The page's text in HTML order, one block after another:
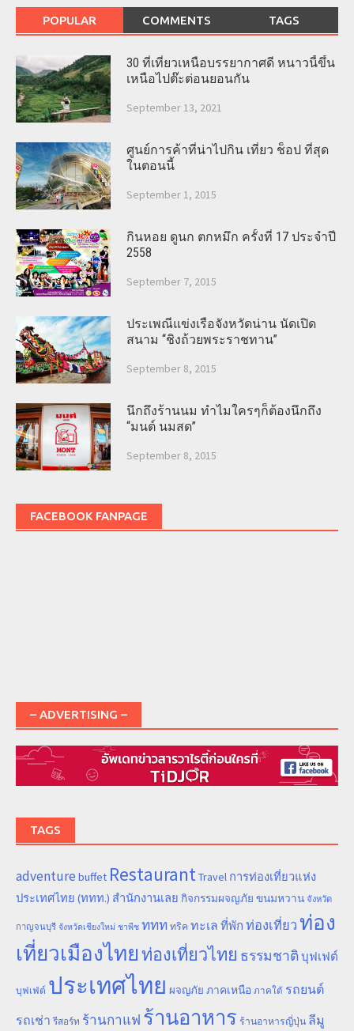
POPULAR COMMENTS TAGS
30 ที่เที่ยวเหนือบรรยากาศดี หนาวนี้ขึ้น
เหนือไปต๊ะต่อนยอนกัน
September 13, 2021
ศูนย์การค้าที่น่าไปกิน เที่ยว ช็อป ที่สุด
ในตอนนี้
September 1, 2015
กินหอย ดูนก ตกหมึก ครั้งที่ 17 ประจำปี
2558
September 7, 2015
ประเพณีแข่งเรือจังหวัดน่าน นัดเปิด
สนาม “ชิงถ้วยพระราชทาน”
September 8, 2015
นึกถึงร้านนม ทำไมใครๆก็ต้องนึกถึง
“มนต์ นมสด”
September 8, 2015
FACEBOOK FANPAGE
– ADVERTISING –
TAGS
adventure buffet RestaurantTravel การท่องเที่ยวแห่ง
ประเทศไทย (ททท.) สำนักงานเลย กิจกรรมผจญภัย ขนมหวาน จังหวัด
กาญจนบุรี จังหวัดเชียงใหม่ ชาพีช ททท ทริค ทะเล ที่พัก ท่องเที่ยวท่อง
เที่ยวเมืองไทยท่องเที่ยวไทย ธรรมชาติ บุฟเฟต์
บุฟเฟ่ต์ ประเทศไทย ผจญภัย ภาคเหนือ ภาคใต้ รถยนต์
รถเช่า รีสอร์ท ร้านกาแฟ ร้านอาหาร ร้านอาหารญี่ปุ่น ลีมู